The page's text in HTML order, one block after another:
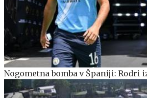
Nogometna bomba v Španiji: Rodri